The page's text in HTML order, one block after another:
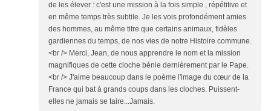
de les élever : c'est une mission à la fois simple , répétitive et
en même temps très subtile. Je les vois profondément amies
des hommes, au même titre que certains animaux, fidèles
gardiennes du temps, de nos vies de notre Histoire commune.
<br /> Merci, Jean, de nous apprendre le nom et la mission
magnifiques de cette cloche bénie dernièrement par le Pape.
<br /> J'aime beaucoup dans le poème l'image du cœur de la
France qui bat à grands coups dans les cloches. Puissent-
elles ne jamais se taire...Jamais.